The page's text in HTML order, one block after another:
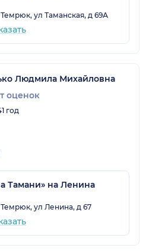
ул Таманская, д 69А
Людмила Михайловна
оценок
год
Тамани» на Ленина
ул Ленина, д 67